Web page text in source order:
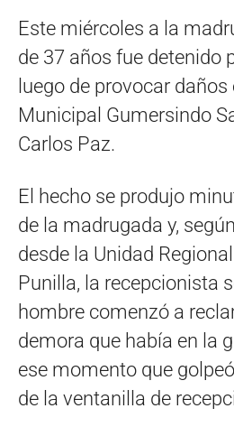
Este miércoles a la
de 37 años fue detenido
luego de provocar daños
Municipal Gumersindo
Carlos Paz.
El hecho se produjo
de la madrugada y,
desde la Unidad
Punilla, la recepcionista
hombre comenzó a
demora que había en la
ese momento que
de la ventanilla de